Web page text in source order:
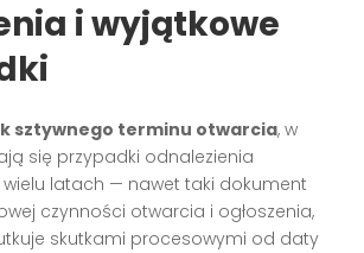
i wyjątkowe
sztywnego terminu otwarcia, w
się przypadki odnalezienia
latach — nawet taki dokument
czynności otwarcia i ogłoszenia,
skutkami procesowymi od daty